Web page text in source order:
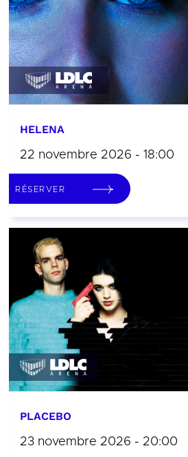
HELENA
22 novembre 2026 - 18:00
RÉSERVER
PLACEBO
23 novembre 2026 - 20:00